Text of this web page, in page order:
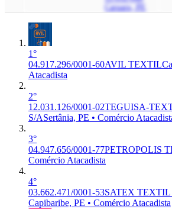
Caruaru, PE
1°
04.917.296/0001-60AVIL TEXTIL
Atacadista
2°
12.031.126/0001-02TEGUISA-
S/ASertânia, PE • Comércio
3°
04.947.656/0001-77PETROPOLIS
Comércio Atacadista
4°
03.662.471/0001-53SATEX
Capibaribe, PE • Comércio Atacadista